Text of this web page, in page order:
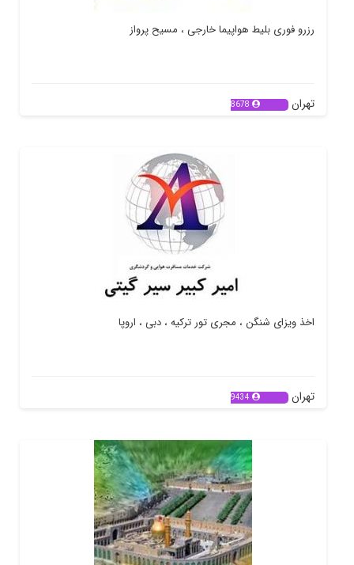
رزرو فوری بلیط هواپیما خارجی ، مسیح پرواز
تهران 8678
اخذ ویزای شنگن ، مجری تور ترکیه ، دبی ، اروپا
تهران 9434